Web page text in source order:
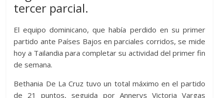
tercer parcial.
El equipo dominicano, que había perdido en su primer
partido ante Países Bajos en parciales corridos, se mide
hoy a Tailandia para completar su actividad del primer fin
de semana.
Bethania De La Cruz tuvo un total máximo en el partido
de 21 puntos, seguida por Annerys Victoria Vargas